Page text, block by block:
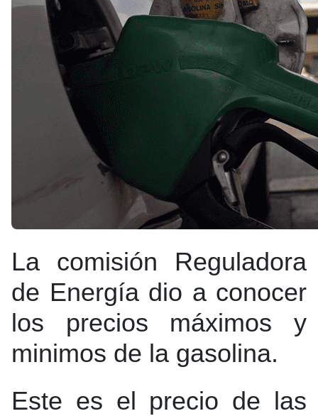
La comisión Reguladora
de Energía dio a conocer
los precios máximos y
minimos de la gasolina.
Este es el precio de las